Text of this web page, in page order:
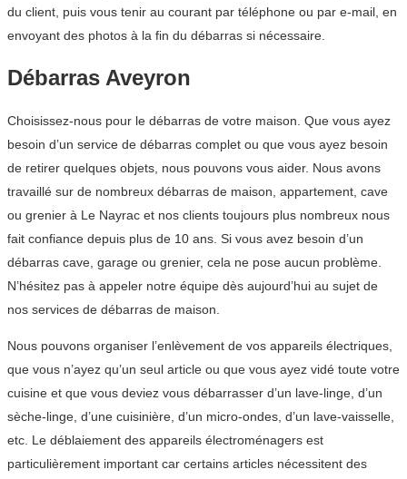
du client, puis vous tenir au courant par téléphone ou par e-mail, en
envoyant des photos à la fin du débarras si nécessaire.
Débarras Aveyron
Choisissez-nous pour le débarras de votre maison. Que vous ayez
besoin d’un service de débarras complet ou que vous ayez besoin
de retirer quelques objets, nous pouvons vous aider. Nous avons
travaillé sur de nombreux débarras de maison, appartement, cave
ou grenier à Le Nayrac et nos clients toujours plus nombreux nous
fait confiance depuis plus de 10 ans. Si vous avez besoin d’un
débarras cave, garage ou grenier, cela ne pose aucun problème.
N’hésitez pas à appeler notre équipe dès aujourd’hui au sujet de
nos services de débarras de maison.
Nous pouvons organiser l’enlèvement de vos appareils électriques,
que vous n’ayez qu’un seul article ou que vous ayez vidé toute votre
cuisine et que vous deviez vous débarrasser d’un lave-linge, d’un
sèche-linge, d’une cuisinière, d’un micro-ondes, d’un lave-vaisselle,
etc. Le déblaiement des appareils électroménagers est
particulièrement important car certains articles nécessitent des